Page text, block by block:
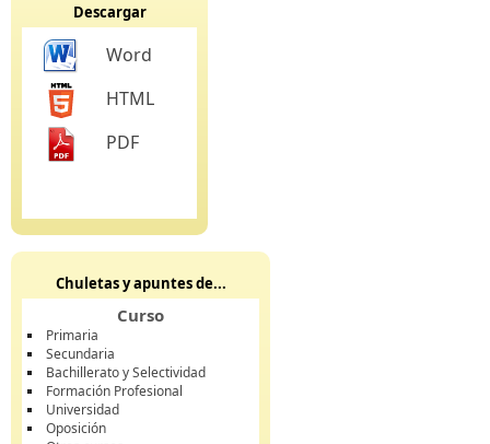
Descargar
Word
HTML
PDF
Chuletas y apuntes de...
Curso
Primaria
Secundaria
Bachillerato y Selectividad
Formación Profesional
Universidad
Oposición